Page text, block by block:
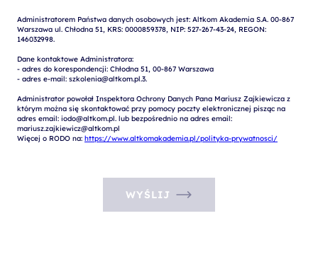
Administratorem Państwa danych osobowych jest: Altkom Akademia S.A. 00-867
Warszawa ul. Chłodna 51, KRS: 0000859378, NIP: 527-267-43-24, REGON:
146032998.
Dane kontaktowe Administratora:
- adres do korespondencji: Chłodna 51, 00-867 Warszawa
- adres e-mail: szkolenia@altkom.pl.3.
Administrator powołał Inspektora Ochrony Danych Pana Mariusz Zajkiewicza z
którym można się skontaktować przy pomocy poczty elektronicznej pisząc na
adres email: iodo@altkom.pl. lub bezpośrednio na adres email:
mariusz.zajkiewicz@altkom.pl
Więcej o RODO na: https://www.altkomakademia.pl/polityka-prywatnosci/
WYŚLIJ